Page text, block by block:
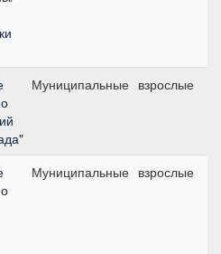
Муниципальные взрослые
Муниципальные взрослые